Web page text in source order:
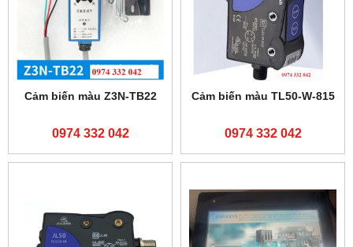
Cảm biến màu Z3N-TB22
0974 332 042
Cảm biến màu TL50-W-815
0974 332 042